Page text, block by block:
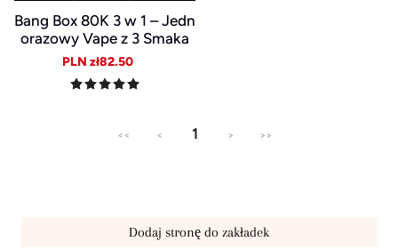
Bang Box 80K 3 w 1 – Jedn
orazowy Vape z 3 Smaka
mi, LED i Baterią 850 mAh
Sale
PLN zł82.50
<< < 1 > >>
Dodaj stronę do zakładek